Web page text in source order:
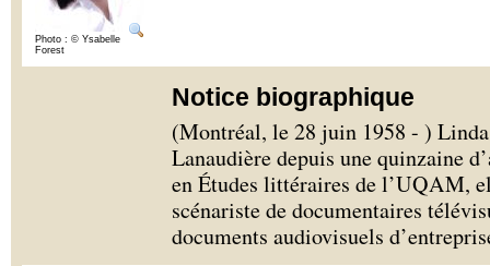
Photo : © Ysabelle
Forest
Notice biographique
(Montréal, le 28 juin 1958 - )
Lanaudière depuis une quinzaine
en Études littéraires de l’UQAM,
scénariste de documentaires
documents audiovisuels